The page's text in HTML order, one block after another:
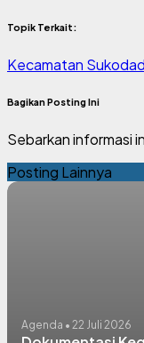
Topik Terkait:
Kecamatan
Bagikan Posting Ini
Sebarkan informasi
Posting Lainnya
Agenda • 22 Juli 2026